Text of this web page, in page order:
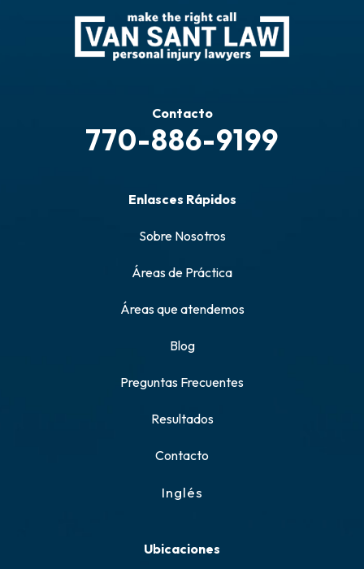
Contacto
770-886-9199
Enlasces Rápidos
Sobre Nosotros
Áreas de Práctica
Áreas que atendemos
Blog
Preguntas Frecuentes
Resultados
Contacto
Inglés
Ubicaciones